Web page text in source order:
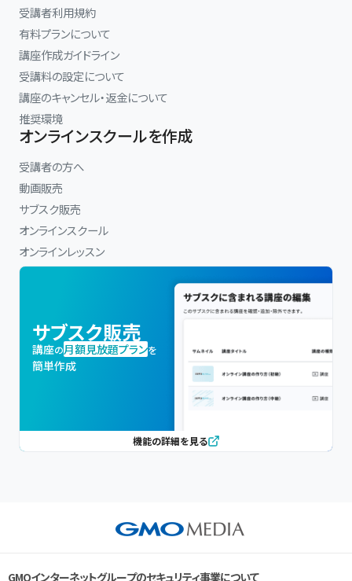
受講者利用規約
有料プランについて
講座作成ガイドライン
受講料の設定について
講座のキャンセル・返金について
推奨環境
オンラインスクールを作成
受講者の方へ
動画販売
サブスク販売
オンラインスクール
オンラインレッスン
サブスク販売
講座の月額見放題プランを
簡単作成
機能の詳細を見る
GMOインターネットグループのセキュリティ事業について